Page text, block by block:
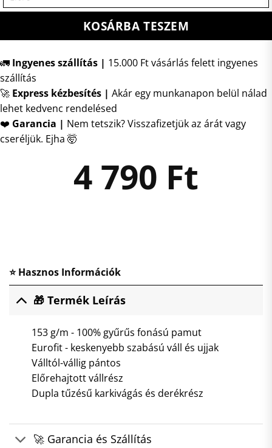
KOSÁRBA TESZEM
🚛 Ingyenes szállítás | 15.000 Ft vásárlás felett ingyenes
szállítás
🚀 Express kézbesítés | Akár egy munkanapon belül nálad
lehet kedvenc rendelésed
❤️ Garancia | Nem tetszik? Visszafizetjük az árát vagy
cseréljük. Ejha 🤯
4 790 Ft
⭐ Hasznos Információk
🎁 Termék Leírás
153 g/m - 100% gyűrűs fonású pamut
Eurofit - keskenyebb szabású váll és ujjak
Válltól-vállig pántos
Előrehajtott vállrész
Dupla tűzésű karkivágás és derékrész
🚀 Garancia és Szállítás